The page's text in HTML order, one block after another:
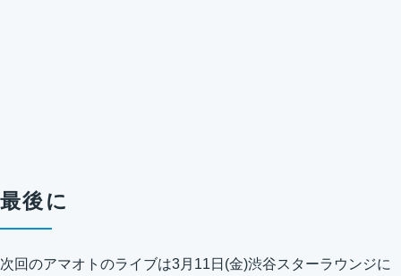
最後に
次回のアマオトのライブは3月11日(金)渋谷スターラウンジに